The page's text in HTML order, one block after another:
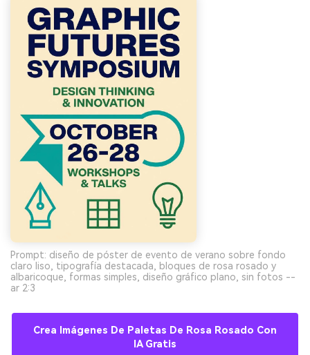
Prompt: diseño de póster de evento de verano sobre fondo
claro liso, tipografía destacada, bloques de rosa rosado y
albaricoque, formas simples, diseño gráfico plano, sin fotos --
ar 2:3
Crea Imágenes De Paletas De Rosa Rosado Con
IA Gratis